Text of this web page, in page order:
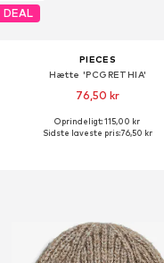
DEAL
PIECES
Hætte 'PCGRETHIA'
76,50 kr
Tilgængelige størrelser: 55-60
Oprindeligt: 115,00 kr
Sidste laveste pris:76,50 kr